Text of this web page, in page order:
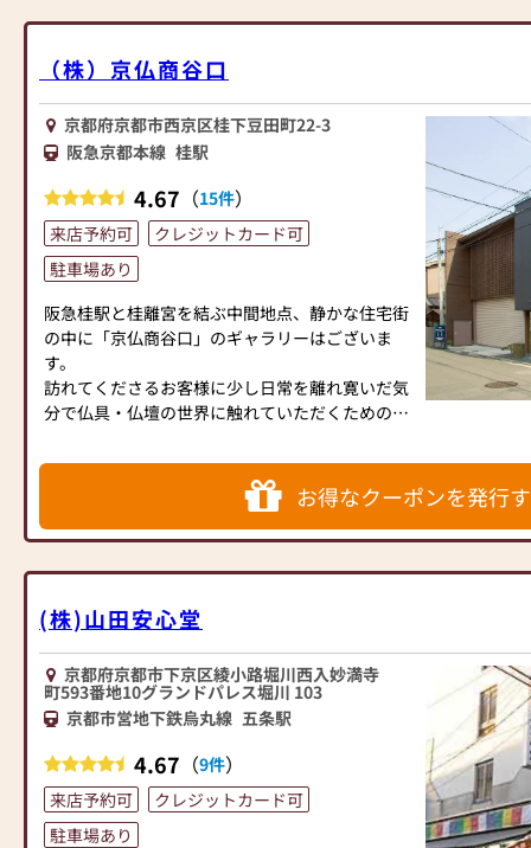
【間遠佛具店が選ばれる３つの理由】
①品揃えが豊富
間遠佛具店では伝統のあるお仏壇・仏具はもちろ
ん、近年の生活スタイルに合わせた形のものまで
日本製仏壇を主に展示しております。
本店１F・２F・西店・大展示場と4フロアからな
るショールームに、大小様々なお仏壇を約150基
常時展示中ですので、見て触れてじっくりお気に
入りのお仏壇をお選びいただけます。
お仏壇の種類に悩まれる方や新型仏壇をお探しの
方に大変ご好評を頂いております。
②お客様に寄り添った接客
お仏壇は一生に一度あるかないかの「大切なお買
間遠佛具店では、お客様お一人お一人のご要望を
丁寧にお伺いし、いつまでも大切にお祀り頂ける
お仏壇をご一緒に選ばせて頂いております。
又、仏具付で簡易的にお仏壇を販売するのではな
専門知識と豊富な経験を持つスタッフが一緒にな
って仏壇・仏具選びのサポート・アドバイスをさ
せて頂きますので、ご安心・ご納得してご購入頂
くことができます。お得な商品を多数取り揃えて
おります。
③品質と価格に自信を持って販売しております
間遠佛具店は明治39年の創業以来、伝統ある京
仏壇・京仏具の製作に携わってまいりました「仏
壇・仏具の専門店」です。
（株）京仏商谷口
京都府京都市西京区桂下豆田町22-3
阪急京都本線 桂駅
4.67 （15件）
来店予約可
クレジットカード可
駐車場あり
阪急桂駅と桂離宮を結ぶ中間地点、静かな住宅街
の中に「京仏商谷口」のギャラリーはございま
す。
訪れてくださるお客様に少し日常を離れ寛いだ気
分で仏具・仏壇の世界に触れていただくための空
京都の伝統技術の粋を集めたものから、モダンな
感覚のものまで、様々なお仏壇が展示されていま
す。
ご自分がどんな仏壇がほしいのかを、ゆっくりと
考えていただけます。
一生に一度のお買い物。しかもそれは子々孫々に
受け継がれ、みんなが手を合わせる家の象徴で
す。
急がずに、慎重に決められることをお勧めしま
す。
私たちスタッフがどんな小さなことにもご相談に
乗りますので、どうぞお気軽にお声をかけてくだ
お得なクーポンを発行
(株)山田安心堂
京都府京都市下京区綾小路堀川西入妙満寺
町593番地10グランドパレス堀川 103
京都市営地下鉄烏丸線 五条駅
4.67 （9件）
来店予約可
クレジットカード可
駐車場あり